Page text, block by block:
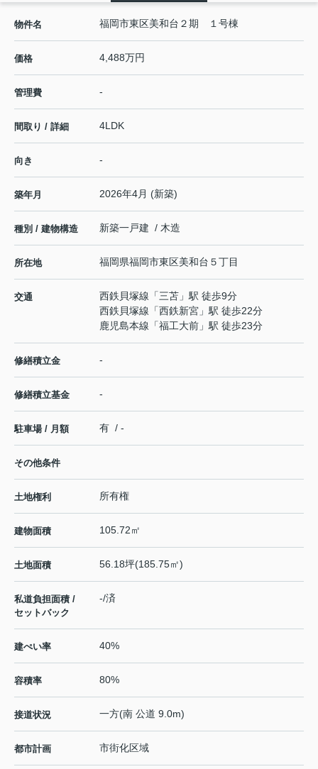
物件名 福岡市東区美和台２期 １号棟
価格 4,488万円
管理費 -
間取り / 詳細 4LDK
向き -
築年月 2026年4月 (新築)
種別 / 建物構造 新築一戸建 / 木造
所在地 福岡県福岡市東区美和台 ５丁目
交通 西鉄貝塚線 「三苫 」駅 徒歩9分
西鉄貝塚線 「西鉄新宮 」駅 徒歩22分
鹿児島本線 「福工大前 」駅 徒歩23分
修繕積立金 -
修繕積立基金 -
駐車場 / 月額 有 / -
その他条件
土地権利 所有権
建物面積 105.72㎡
土地面積 56.18坪(185.75㎡)
私道負担面積 /
セットバック
-/済
建ぺい率 40%
容積率 80%
接道状況 一方(南 公道 9.0m)
都市計画 市街化区域